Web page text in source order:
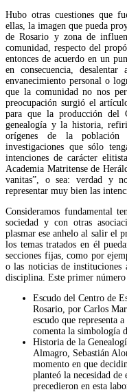
Hubo otras cuestiones que
ellas, la imagen que pueda
de Rosario y zona de
comunidad, respecto del
entonces de acuerdo en un
en consecuencia,
envanecimiento personal o
que la comunidad no nos
preocupación surgió el
para que la producción del
genealogía y la historia,
orígenes de la población
investigaciones que sólo
intenciones de carácter
Academia Matritense de
vanitas”, o sea: verdad y
representar muy bien las
Consideramos fundamental
sociedad y con otras
plasmar ese anhelo al salir el
los temas tratados en él
secciones fijas, como por
o las noticias de instituciones
disciplina. Este primer número
Escudo del Centro de
Rosario, por Carlos
escudo que representa
comenta la simbología
Historia de la
Almagro, Sebastián
momento en que
planteó la necesidad de
precedieron en esta